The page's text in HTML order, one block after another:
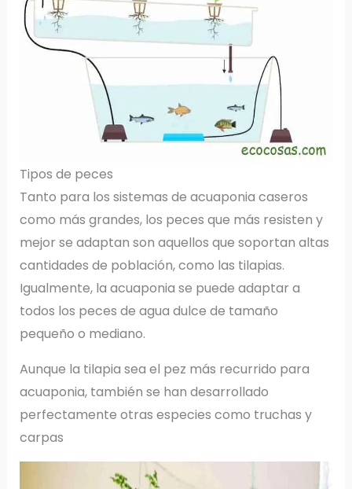
Tipos de peces
Tanto para los sistemas de acuaponia caseros
como más grandes, los peces que más resisten y
mejor se adaptan son aquellos que soportan altas
cantidades de población, como las tilapias.
Igualmente, la acuaponia se puede adaptar a
todos los peces de agua dulce de tamaño
pequeño o mediano.
Aunque la tilapia sea el pez más recurrido para
acuaponia, también se han desarrollado
perfectamente otras especies como truchas y
carpas